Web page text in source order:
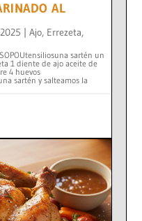
AL
|Ajo, Errezeta,
sartén un
1 diente de ajo aceite de
4 huevos
sartén y salteamos la